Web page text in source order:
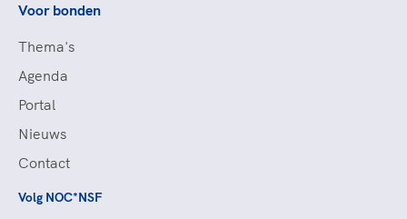
Voor bonden
Thema's
Agenda
Portal
Nieuws
Contact
Volg NOC*NSF